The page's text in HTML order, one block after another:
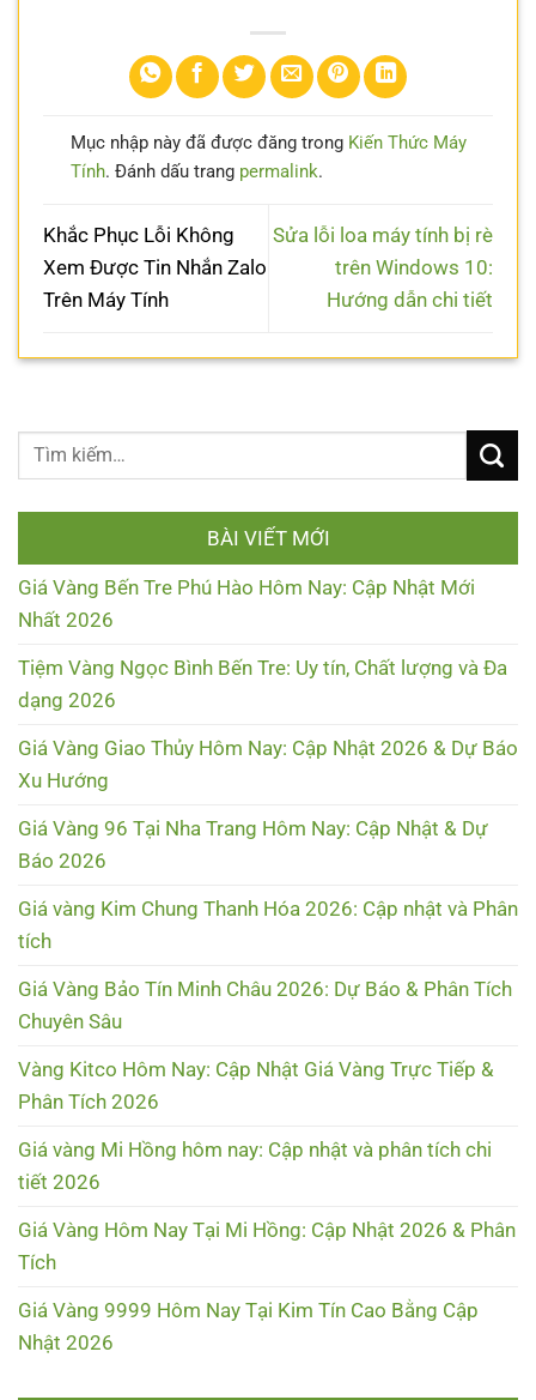
Mục nhập này đã được đăng trong Kiến Thức Máy
Tính. Đánh dấu trang permalink.
Khắc Phục Lỗi Không
Xem Được Tin Nhắn Zalo
Trên Máy Tính
Sửa lỗi loa máy tính bị rè
trên Windows 10:
Hướng dẫn chi tiết
BÀI VIẾT MỚI
Giá Vàng Bến Tre Phú Hào Hôm Nay: Cập Nhật Mới
Nhất 2026
Tiệm Vàng Ngọc Bình Bến Tre: Uy tín, Chất lượng và Đa
dạng 2026
Giá Vàng Giao Thủy Hôm Nay: Cập Nhật 2026 & Dự Báo
Xu Hướng
Giá Vàng 96 Tại Nha Trang Hôm Nay: Cập Nhật & Dự
Báo 2026
Giá vàng Kim Chung Thanh Hóa 2026: Cập nhật và Phân
tích
Giá Vàng Bảo Tín Minh Châu 2026: Dự Báo & Phân Tích
Chuyên Sâu
Vàng Kitco Hôm Nay: Cập Nhật Giá Vàng Trực Tiếp &
Phân Tích 2026
Giá vàng Mi Hồng hôm nay: Cập nhật và phân tích chi
tiết 2026
Giá Vàng Hôm Nay Tại Mi Hồng: Cập Nhật 2026 & Phân
Tích
Giá Vàng 9999 Hôm Nay Tại Kim Tín Cao Bằng Cập
Nhật 2026